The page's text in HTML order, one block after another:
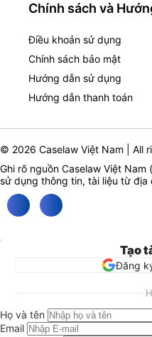
Chính sách và
Điều khoản sử dụng
Chính sách bảo mật
Hướng dẫn sử dụng
Hướng dẫn thanh toán
© 2026 Caselaw Việt Nam | All
Ghi rõ nguồn Caselaw Việt Nam (
sử dụng thông tin, tài liệu từ địa
Tạo
Đăng
Họ và tên
Email